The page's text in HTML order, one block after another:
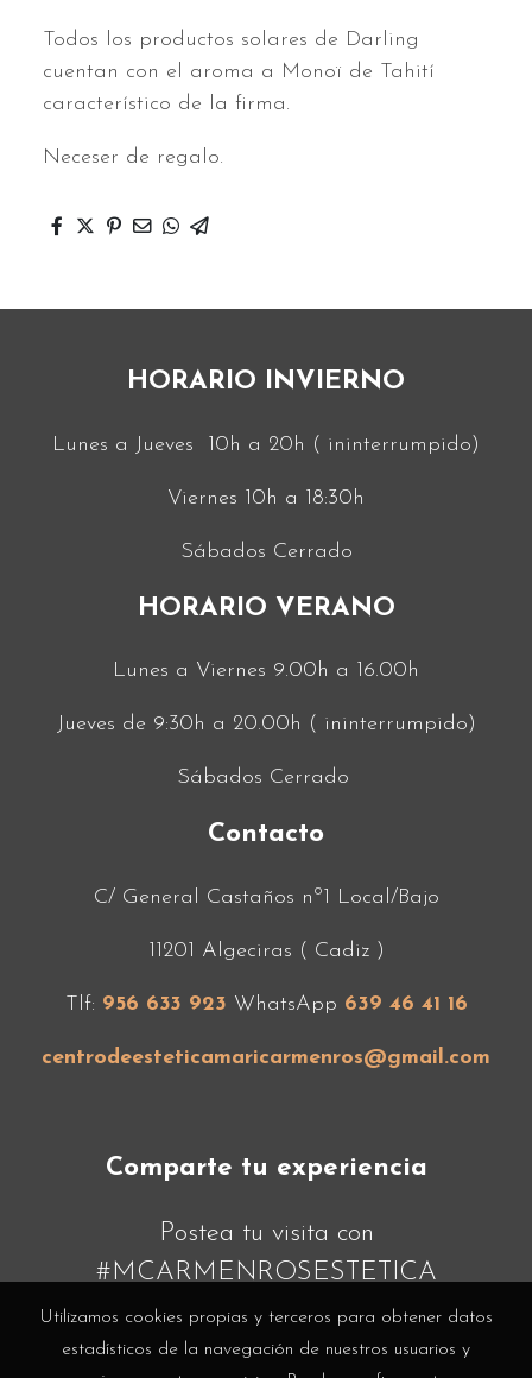
Todos los productos solares de Darling
cuentan con el aroma a Monoï de Tahití
característico de la firma.
Neceser de regalo.
HORARIO INVIERNO
Lunes a Jueves 10h a 20h ( ininterrumpido)
Viernes 10h a 18:30h
Sábados Cerrado
HORARIO VERANO
Lunes a Viernes 9.00h a 16.00h
Jueves de 9:30h a 20.00h ( ininterrumpido)
Sábados Cerrado
Contacto
C/ General Castaños nº1 Local/Bajo
11201 Algeciras ( Cadiz )
Tlf: 956 633 923 WhatsApp 639 46 41 16
centrodeesteticamaricarmenros@gmail.com
Comparte tu experiencia
Postea tu visita con
#MCARMENROSESTETICA
Utilizamos cookies propias y terceros para obtener datos
estadísticos de la navegación de nuestros usuarios y